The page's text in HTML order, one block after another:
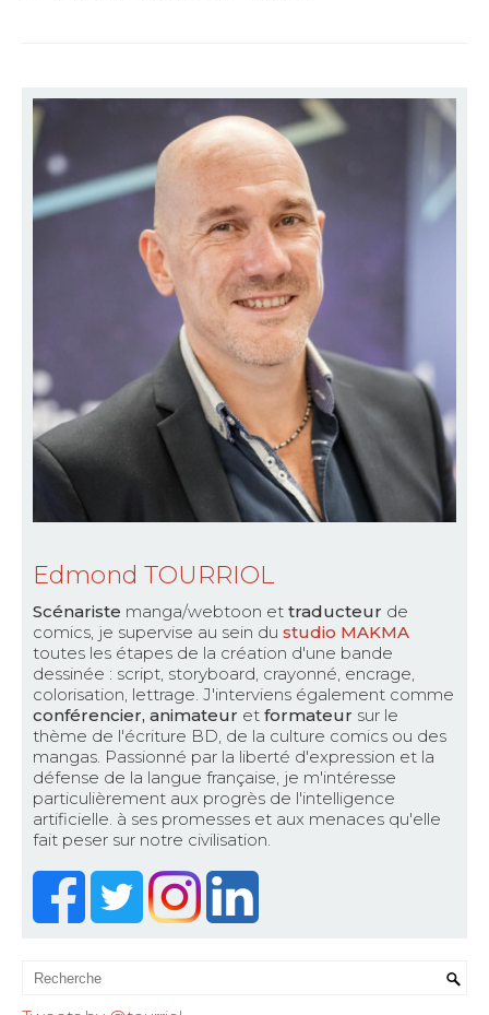
Edmond TOURRIOL
Scénariste manga/webtoon et traducteur de
comics, je supervise au sein du studio MAKMA
toutes les étapes de la création d'une bande
dessinée : script, storyboard, crayonné, encrage,
colorisation, lettrage. J'interviens également comme
conférencier, animateur et formateur sur le
thème de l'écriture BD, de la culture comics ou des
mangas. Passionné par la liberté d'expression et la
défense de la langue française, je m'intéresse
particulièrement aux progrès de l'intelligence
artificielle. à ses promesses et aux menaces qu'elle
fait peser sur notre civilisation.